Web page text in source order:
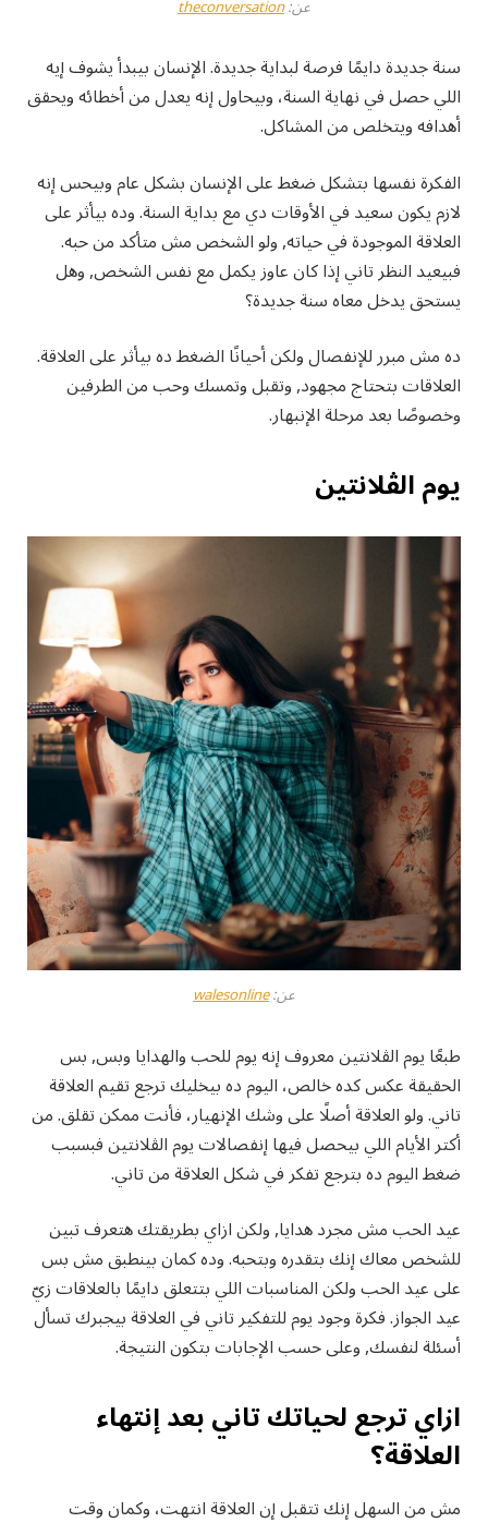
عن:theconversation
سنة جديدة دايمًا فرصة لبداية جديدة. الإنسان بيبدأ يشوف إيه
اللي حصل في نهاية السنة، وبيحاول إنه يعدل من أخطائه ويحقق
أهدافه ويتخلص من المشاكل.
الفكرة نفسها بتشكل ضغط على الإنسان بشكل عام وبيحس إنه
لازم يكون سعيد في الأوقات دي مع بداية السنة. وده بيأثر على
العلاقة الموجودة في حياته, ولو الشخص مش متأكد من حبه.
فبيعيد النظر تاني إذا كان عاوز يكمل مع نفس الشخص, وهل
يستحق يدخل معاه سنة جديدة؟
ده مش مبرر للإنفصال ولكن أحيانًا الضغط ده بيأثر على العلاقة.
العلاقات بتحتاج مجهود, وتقبل وتمسك وحب من الطرفين
وخصوصًا بعد مرحلة الإنبهار.
يوم الڤلانتين
عن:walesonline
طبعًا يوم الڤلانتين معروف إنه يوم للحب والهدايا وبس, بس
الحقيقة عكس كده خالص، اليوم ده بيخليك ترجع تقيم العلاقة
تاني. ولو العلاقة أصلًا على وشك الإنهيار، فأنت ممكن تقلق. من
أكتر الأيام اللي بيحصل فيها إنفصالات يوم الڤلانتين فبسبب
ضغط اليوم ده بترجع تفكر في شكل العلاقة من تاني.
عيد الحب مش مجرد هدايا, ولكن ازاي بطريقتك هتعرف تبين
للشخص معاك إنك بتقدره وبتحبه. وده كمان بينطبق مش بس
على عيد الحب ولكن المناسبات اللي بتتعلق دايمًا بالعلاقات زيّ
عيد الجواز. فكرة وجود يوم للتفكير تاني في العلاقة بيجبرك تسأل
أسئلة لنفسك, وعلى حسب الإجابات بتكون النتيجة.
ازاي ترجع لحياتك تاني بعد إنتهاء
العلاقة؟
مش من السهل إنك تتقبل إن العلاقة انتهت، وكمان وقت